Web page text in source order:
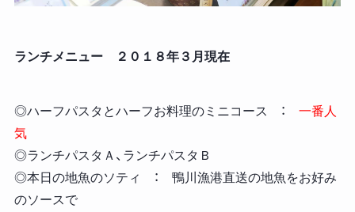
ランチメニュー ２０１８年３月現在
◎ハーフパスタとハーフお料理のミニコース ： 一番人
気
◎ランチパスタＡ、ランチパスタＢ
◎本日の地魚のソティ ： 鴨川漁港直送の地魚をお好み
のソースで